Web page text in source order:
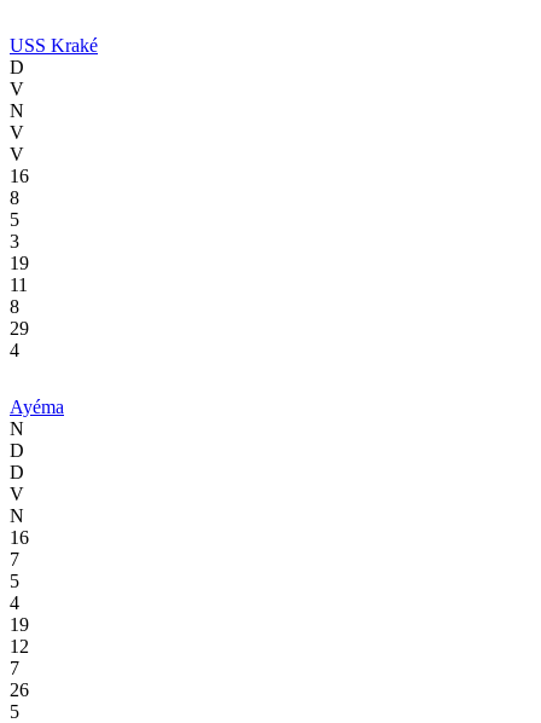
USS Kraké
D
V
N
V
V
16
8
5
3
19
11
8
29
4
Ayéma
N
D
D
V
N
16
7
5
4
19
12
7
26
5